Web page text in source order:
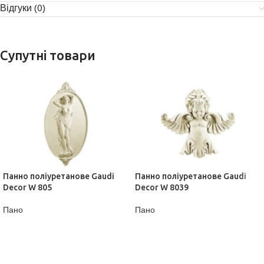
Відгуки (0)
Супутні товари
Панно поліуретанове Gaudi
Decor W 805
Пано
Панно поліуретанове Gaudi
Decor W 8039
Пано